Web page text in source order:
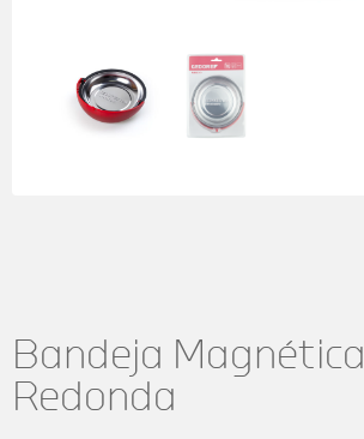
Bandeja Magnética
Redonda